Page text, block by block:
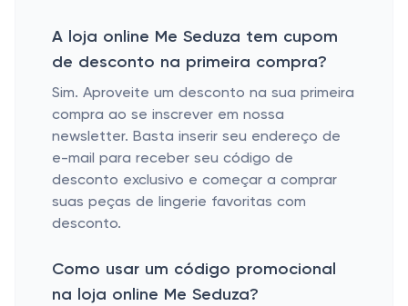
A loja online Me Seduza tem cupom
de desconto na primeira compra?
Sim. Aproveite um desconto na sua primeira
compra ao se inscrever em nossa
newsletter. Basta inserir seu endereço de
e-mail para receber seu código de
desconto exclusivo e começar a comprar
suas peças de lingerie favoritas com
desconto.
Como usar um código promocional
na loja online Me Seduza?